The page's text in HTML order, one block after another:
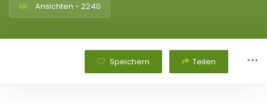
Ansichten - 2240
Speichern Teilen